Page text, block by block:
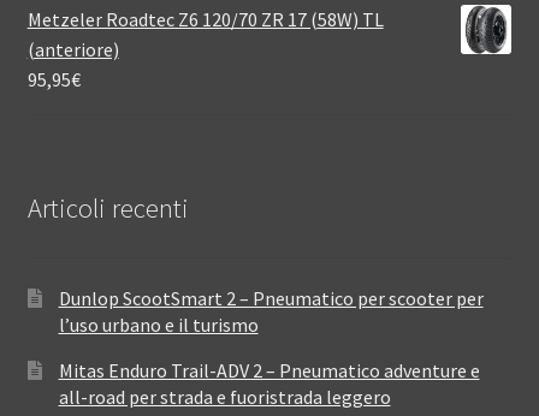
Metzeler Roadtec Z6 120/70 ZR 17 (58W) TL
(anteriore)
95,95€
Articoli recenti
Dunlop ScootSmart 2 – Pneumatico per scooter per
l’uso urbano e il turismo
Mitas Enduro Trail-ADV 2 – Pneumatico adventure e
all-road per strada e fuoristrada leggero